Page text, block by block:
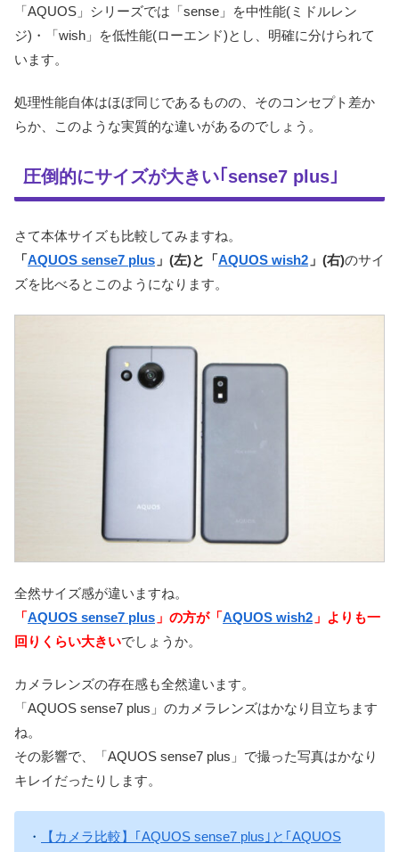
「AQUOS」シリーズでは「sense」を中性能(ミドルレン
ジ)・「wish」を低性能(ローエンド)とし、明確に分けられて
います。
処理性能自体はほぼ同じであるものの、そのコンセプト差か
らか、このような実質的な違いがあるのでしょう。
圧倒的にサイズが大きい｢sense7 plus｣
さて本体サイズも比較してみますね。
「AQUOS sense7 plus 」(左)と「AQUOS wish2 」(右)のサイ
ズを比べるとこのようになります。
全然サイズ感が違いますね。
「AQUOS sense7 plus 」の方が「AQUOS wish2 」よりも一
回りくらい大きいでしょうか。
カメラレンズの存在感も全然違います。
「AQUOS sense7 plus」のカメラレンズはかなり目立ちます
ね。
その影響で、「AQUOS sense7 plus」で撮った写真はかなり
キレイだったりします。
・ 【カメラ比較】｢AQUOS sense7 plus｣と｢AQUOS